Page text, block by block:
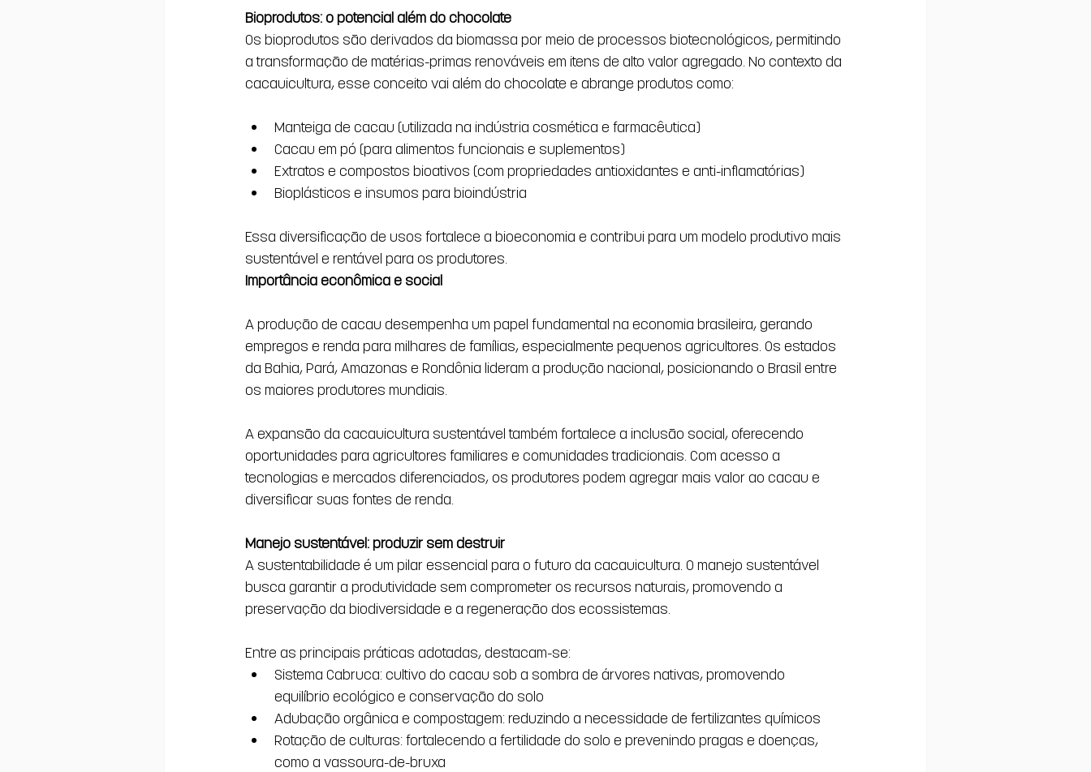
Bioprodutos: o potencial além do chocolate
Os bioprodutos são derivados da biomassa por meio de processos biotecnológicos, permitindo
a transformação de matérias-primas renováveis em itens de alto valor agregado. No contexto da
cacauicultura, esse conceito vai além do chocolate e abrange produtos como:
Manteiga de cacau (utilizada na indústria cosmética e farmacêutica)
Cacau em pó (para alimentos funcionais e suplementos)
Extratos e compostos bioativos (com propriedades antioxidantes e anti-inflamatórias)
Bioplásticos e insumos para bioindústria
Essa diversificação de usos fortalece a bioeconomia e contribui para um modelo produtivo mais
sustentável e rentável para os produtores.
Importância econômica e social
A produção de cacau desempenha um papel fundamental na economia brasileira, gerando
empregos e renda para milhares de famílias, especialmente pequenos agricultores. Os estados
da Bahia, Pará, Amazonas e Rondônia lideram a produção nacional, posicionando o Brasil entre
os maiores produtores mundiais.
A expansão da cacauicultura sustentável também fortalece a inclusão social, oferecendo
oportunidades para agricultores familiares e comunidades tradicionais. Com acesso a
tecnologias e mercados diferenciados, os produtores podem agregar mais valor ao cacau e
diversificar suas fontes de renda.
Manejo sustentável: produzir sem destruir
A sustentabilidade é um pilar essencial para o futuro da cacauicultura. O manejo sustentável
busca garantir a produtividade sem comprometer os recursos naturais, promovendo a
preservação da biodiversidade e a regeneração dos ecossistemas.
Entre as principais práticas adotadas, destacam-se:
Sistema Cabruca: cultivo do cacau sob a sombra de árvores nativas, promovendo
equilíbrio ecológico e conservação do solo
Adubação orgânica e compostagem: reduzindo a necessidade de fertilizantes químicos
Rotação de culturas: fortalecendo a fertilidade do solo e prevenindo pragas e doenças,
como a vassoura-de-bruxa